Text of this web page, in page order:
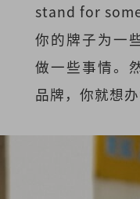
stand for
你的牌子为一
做一些事情。
品牌，你就想